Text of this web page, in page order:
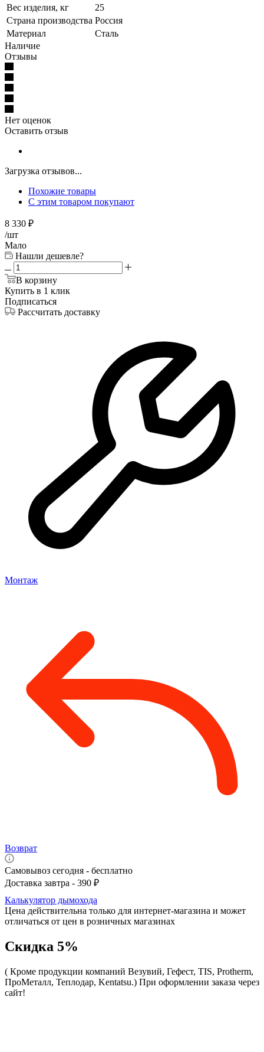
Вес изделия, кг
25
Страна производства Россия
Материал
Сталь
Наличие
Отзывы
Нет оценок
Оставить отзыв
Загрузка отзывов...
Похожие товары
С этим товаром покупают
8 330 ₽
/шт
Мало
Нашли дешевле?
В корзину
Купить в 1 клик
Подписаться
Рассчитать доставку
Монтаж
Возврат
Самовывоз сегодня - бесплатно
Доставка завтра - 390 ₽
Калькулятор дымохода
Цена действительна только для интернет-магазина и может
отличаться от цен в розничных магазинах
Скидка 5%
( Кроме продукции компаний Везувий, Гефест, TIS, Protherm,
ПроМеталл, Теплодар, Kentatsu.) При оформлении заказа через
сайт!